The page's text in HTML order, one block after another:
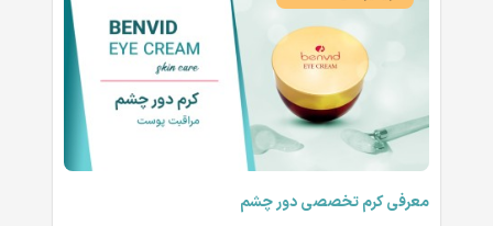
معرفی کرم تخصصی دور چشم